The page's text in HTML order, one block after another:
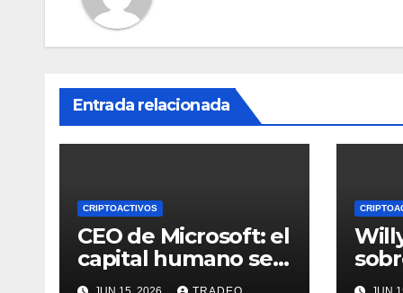
Entrada relacionada
CRIPTOACTIVOS
CEO de Microsoft: el
capital humano se
vuelve más valioso